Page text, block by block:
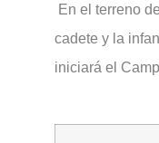
En el terreno
cadete y la
iniciará el